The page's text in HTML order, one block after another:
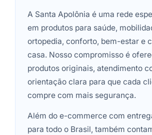
A Santa Apolônia é uma rede
em produtos para saúde,
ortopedia, conforto, bem-estar e
casa. Nosso compromisso é
produtos originais, atendimento
orientação clara para que cada
compre com mais segurança.
Além do e-commerce com
para todo o Brasil, também